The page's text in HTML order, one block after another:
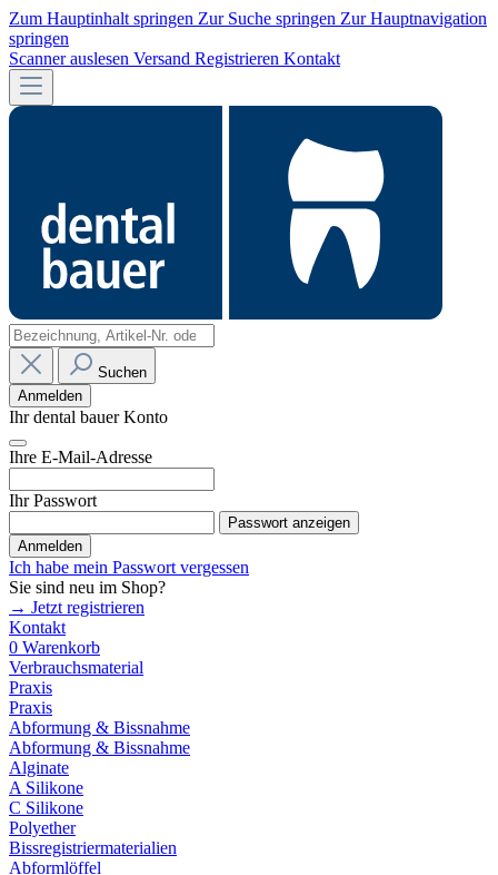
Zum Hauptinhalt springen Zur Suche springen Zur Hauptnavigation
springen
Scanner auslesen Versand Registrieren Kontakt
Suchen
Anmelden
Ihr dental bauer Konto
Ihre E-Mail-Adresse
Ihr Passwort
Passwort anzeigen
Anmelden
Ich habe mein Passwort vergessen
Sie sind neu im Shop?
→ Jetzt registrieren
Kontakt
0 Warenkorb
Verbrauchsmaterial
Praxis
Praxis
Abformung & Bissnahme
Abformung & Bissnahme
Alginate
A Silikone
C Silikone
Polyether
Bissregistriermaterialien
Abformlöffel